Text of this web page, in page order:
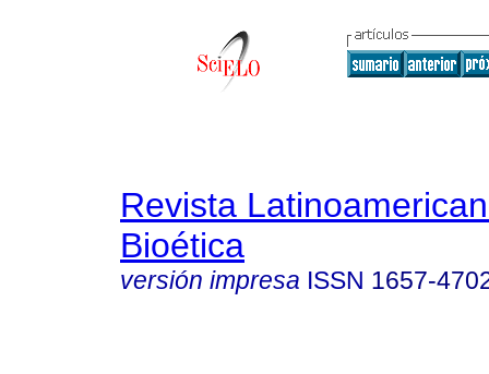
Revista
Bioética
versión impresa ISSN 1657-